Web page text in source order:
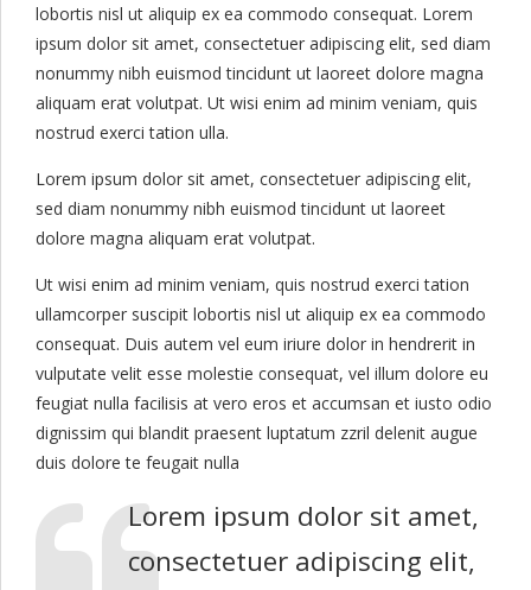
lobortis nisl ut aliquip ex ea commodo consequat. Lorem
ipsum dolor sit amet, consectetuer adipiscing elit, sed diam
nonummy nibh euismod tincidunt ut laoreet dolore magna
aliquam erat volutpat. Ut wisi enim ad minim veniam, quis
nostrud exerci tation ulla.
Lorem ipsum dolor sit amet, consectetuer adipiscing elit,
sed diam nonummy nibh euismod tincidunt ut laoreet
dolore magna aliquam erat volutpat.
Ut wisi enim ad minim veniam, quis nostrud exerci tation
ullamcorper suscipit lobortis nisl ut aliquip ex ea commodo
consequat. Duis autem vel eum iriure dolor in hendrerit in
vulputate velit esse molestie consequat, vel illum dolore eu
feugiat nulla facilisis at vero eros et accumsan et iusto odio
dignissim qui blandit praesent luptatum zzril delenit augue
duis dolore te feugait nulla
Lorem ipsum dolor sit amet,
consectetuer adipiscing elit,